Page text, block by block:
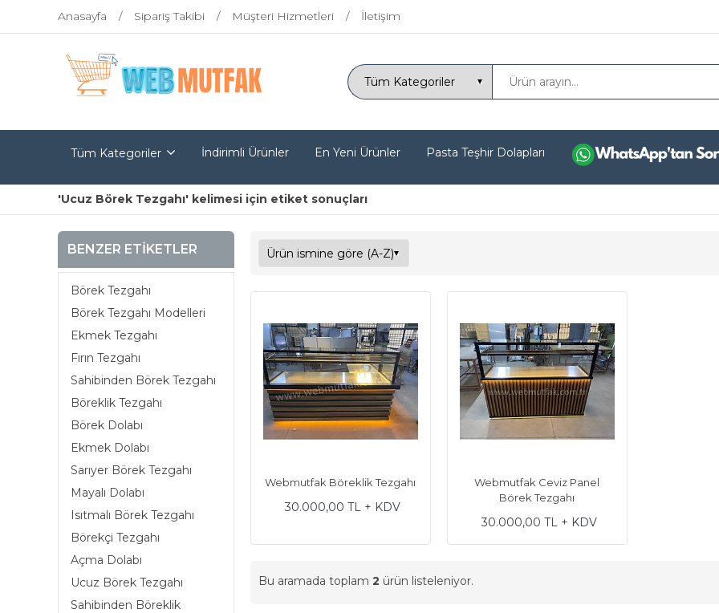
Anasayfa Sipariş Takibi Müşteri Hizmetleri İletişim
Tüm Kategoriler İndirimli Ürünler En Yeni Ürünler Pasta Teşhir Dolapları
'Ucuz Börek Tezgahı' kelimesi için etiket sonuçları
BENZER ETIKETLER
Börek Tezgahı
Börek Tezgahı Modelleri
Ekmek Tezgahı
Fırın Tezgahı
Sahibinden Börek Tezgahı
Böreklik Tezgahı
Börek Dolabı
Ekmek Dolabı
Sarıyer Börek Tezgahı
Mayalı Dolabı
Isıtmalı Börek Tezgahı
Börekçi Tezgahı
Açma Dolabı
Ucuz Börek Tezgahı
Sahibinden Böreklik
Webmutfak Böreklik Tezgahı
30.000,00 TL + KDV
Webmutfak Ceviz Panel
Börek Tezgahı
30.000,00 TL + KDV
Bu aramada toplam 2 ürün listeleniyor.